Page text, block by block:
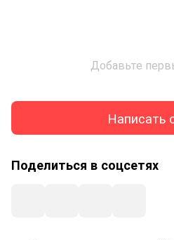
Добавьте
Написать
Поделиться в соцсетях